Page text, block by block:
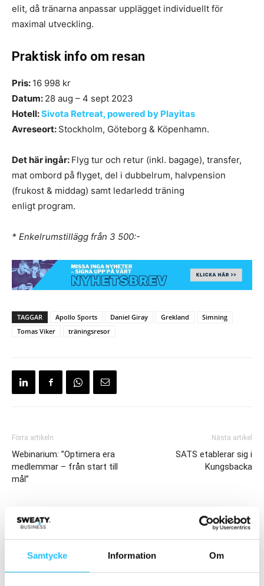
Samtycke Information Om
elit, då tränarna anpassar upplägget individuellt för
maximal utveckling.
Praktisk info om resan
Pris: 16 998 kr
Datum: 28 aug – 4 sept 2023
Hotell:Sivota Retreat, powered by Playitas
Avreseort: Stockholm, Göteborg & Köpenhamn.
Det här ingår: Flyg tur och retur (inkl. bagage), transfer,
mat ombord på flyget, del i dubbelrum, halvpension
(frukost & middag) samt ledarledd träning
enligt program.
​​* Enkelrumstillägg från 3 500:-
TAGGAR Apollo Sports Daniel Giray Grekland
Simning
Tomas Viker
träningsresor
Förra artikeln
Webinarium: ”Optimera era
medlemmar – från start till
mål”
Nästa artikel
SATS etablerar sig i
Kungsbacka